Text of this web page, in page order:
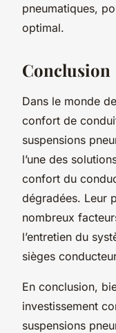
pneumatiques,
optimal.
Conclusion
Dans le monde
confort de
suspensions
l’une des
confort du
dégradées. Leur
nombreux
l’entretien du
sièges
En conclusion,
investissement
suspensions